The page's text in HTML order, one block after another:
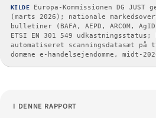
KILDE
Europa-Kommissionen DG JUST
(marts 2026); nationale
bulletiner (BAFA, AEPD, ARCOM,
ETSI EN 301 549
automatiseret scanningsdatasæt på
domæne e-handelsejendomme, midt-
I DENNE RAPPORT